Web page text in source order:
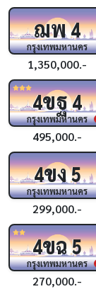
ฌพ4
กรุงเทพมหานคร
1,350,000.-
4ขฐ4
กรุงเทพมหานคร
495,000.-
4ขง5
กรุงเทพมหานคร
299,000.-
4ขฉ5
กรุงเทพมหานคร
270,000.-